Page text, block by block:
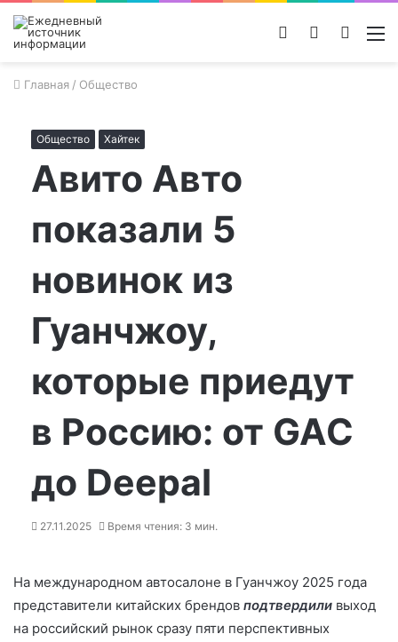
Поиск
Switch
Войти
Главная / Общество
Общество Хайтек
Авито Авто
показали 5
новинок из
Гуанчжоу,
которые приедут
в Россию: от GAC
до Deepal
27.11.2025 Время чтения: 3 мин.
На международном автосалоне в Гуанчжоу 2025 года
представители китайских брендов подтвердили выход
на российский рынок сразу пяти перспективных